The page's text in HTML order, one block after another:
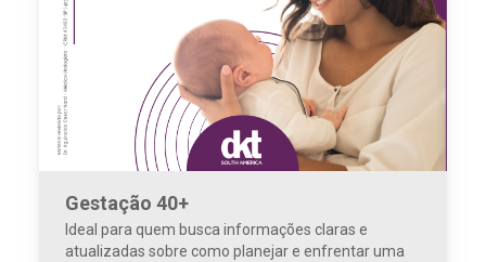
Gestação 40+
Ideal para quem busca informações claras e
atualizadas sobre como planejar e enfrentar uma